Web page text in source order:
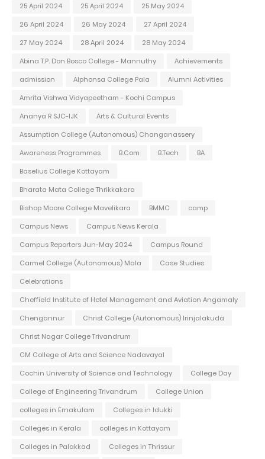
25 April 2024
25 April 2024
25 May 2024
26 April 2024
26 May 2024
27 April 2024
27 May 2024
28 April 2024
28 May 2024
Abina T.P. Don Bosco College - Mannuthy
Achievements
admission
Alphonsa College Pala
Alumni Activities
Amrita Vishwa Vidyapeetham - Kochi Campus
Ananya R SJC-IJK
Arts & Cultural Events
Assumption College (Autonomous) Changanassery
Awareness Programmes
B.Com B.Tech
BA
Baselius College Kottayam
Bharata Mata College Thrikkakara
Bishop Moore College Mavelikara
BMMC
camp
Campus News
Campus News Kerala
Campus Reporters Jun-May 2024
Campus Round
Carmel College (Autonomous) Mala
Case Studies
Celebrations
Cheffield Institute of Hotel Management and Aviation Angamaly
Chengannur
Christ College (Autonomous) Irinjalakuda
Christ Nagar College Trivandrum
CM College of Arts and Science Nadavayal
Cochin University of Science and Technology
College Day
College of Engineering Trivandrum
College Union
colleges in Ernakulam
Colleges in Idukki
Colleges in Kerala
colleges in Kottayam
Colleges in Palakkad
Colleges in Thrissur